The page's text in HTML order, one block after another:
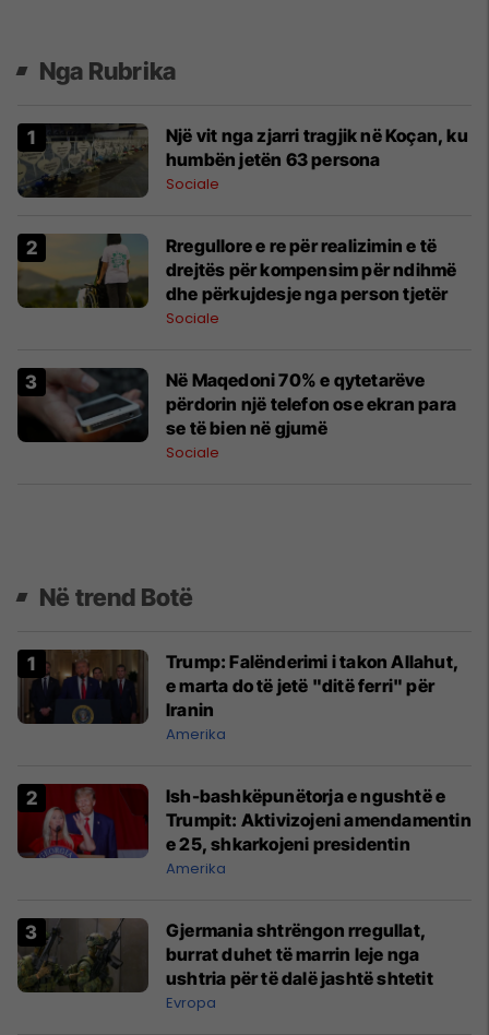
Nga Rubrika
Një vit nga zjarri tragjik në Koçan, ku
humbën jetën 63 persona
Sociale
Rregullore e re për realizimin e të
drejtës për kompensim për ndihmë
dhe përkujdesje nga person tjetër
Sociale
Në Maqedoni 70% e qytetarëve
përdorin një telefon ose ekran para
se të bien në gjumë
Sociale
Në trend Botë
Trump: Falënderimi i takon Allahut,
e marta do të jetë "ditë ferri" për
Iranin
Amerika
Ish-bashkëpunëtorja e ngushtë e
Trumpit: Aktivizojeni amendamentin
e 25, shkarkojeni presidentin
Amerika
Gjermania shtrëngon rregullat,
burrat duhet të marrin leje nga
ushtria për të dalë jashtë shtetit
Evropa